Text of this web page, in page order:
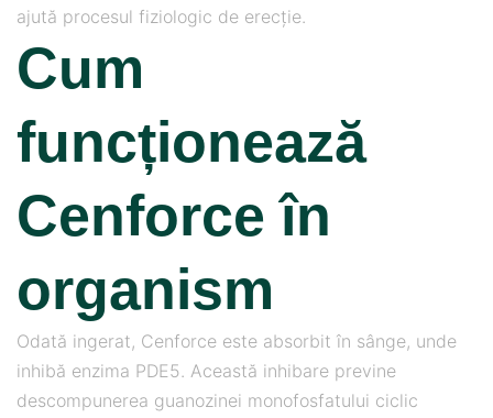
ajută procesul fiziologic de erecție.
Cum
funcționează
Cenforce în
organism
Odată ingerat, Cenforce este absorbit în sânge, unde
inhibă enzima PDE5. Această inhibare previne
descompunerea guanozinei monofosfatului ciclic